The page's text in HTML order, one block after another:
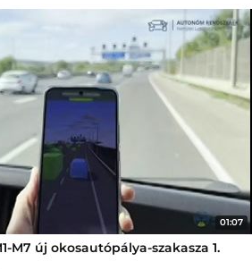
01:07
M7 új okosautópálya-szakasza 1.